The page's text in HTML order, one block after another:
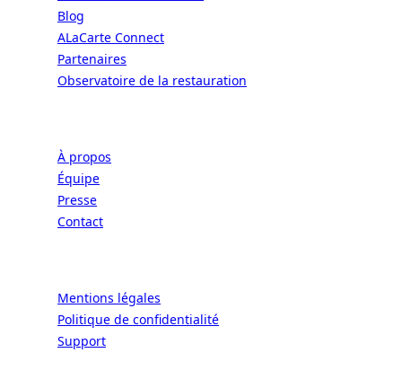
Blog
ALaCarte Connect
Partenaires
Observatoire de la restauration
À propos
Équipe
Presse
Contact
Mentions légales
Politique de confidentialité
Support